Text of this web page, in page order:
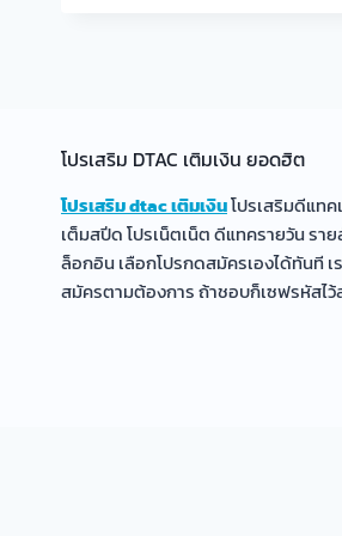
เปิด
77
จว.ใน
Q2/59
โปรเสริม DTAC เติมเงิน ยอดฮิต
โปรเสริม dtac เติมเงินโปรเสริมดีแทค
เต็มสปีด โปรเน็ตเน็ต ดีแทครายวัน รา
ล็อกอิน เลือกโปรกดสมัครเองได้ทันที เ
สมัครตามต้องการ ถ้าชอบก็เซฟรหัสไว้